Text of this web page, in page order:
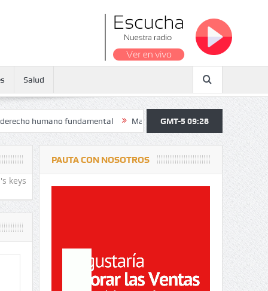
Salud
fundamental Maratón atendió a más de 38.000 jóvenes y
GMT-5 09:28
keys
PAUTA CON NOSOTROS